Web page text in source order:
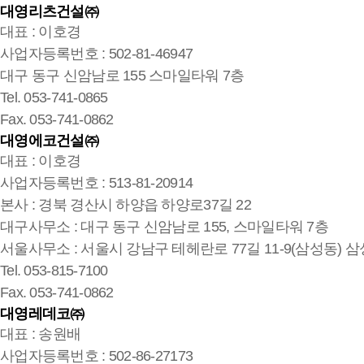
대영리츠건설㈜
대표 : 이호경
사업자등록번호 : 502-81-46947
대구 동구 신암남로 155 스마일타워 7층
Tel. 053-741-0865
Fax. 053-741-0862
대영에코건설㈜
대표 : 이호경
사업자등록번호 : 513-81-20914
본사 : 경북 경산시 하양읍 하양로37길 22
대구사무소 : 대구 동구 신암남로 155, 스마일타워 7층
서울사무소 : 서울시 강남구 테헤란로 77길 11-9(삼성동) 삼
Tel. 053-815-7100
Fax. 053-741-0862
대영레데코㈜
대표 : 송원배
사업자등록번호 : 502-86-27173